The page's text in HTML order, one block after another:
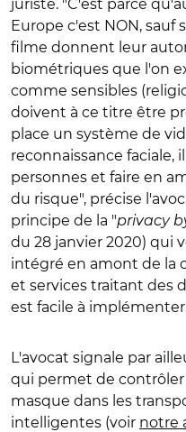
juriste. "C'est parce
Europe c'est NON, sauf
filme donnent leur
biométriques que l'on
comme sensibles
doivent à ce titre être
place un système de
reconnaissance faciale,
personnes et faire en
du risque", précise
principe de la "privacy
du 28 janvier 2020) qui
intégré en amont de la
et services traitant des
est facile à
L'avocat signale par
qui permet de
masque dans les
intelligentes (voir notre